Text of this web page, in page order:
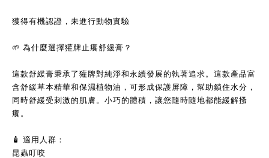
獲得有機認證，未進行動物實驗
🌱 為什麼選擇獾牌止癢舒緩膏？
這款舒緩膏秉承了獾牌對純淨和永續發展的執著追求。這款產品富
含舒緩草本精華和保濕植物油，可形成保護屏障，幫助鎖住水分，
同時舒緩受刺激的肌膚。小巧的體積，讓您隨時隨地都能緩解搔
癢。
🧴 適用人群：
昆蟲叮咬